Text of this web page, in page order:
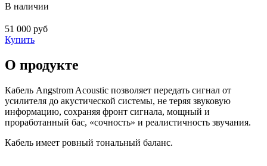
В наличии
51 000 руб
Купить
О продукте
Кабель Angstrom Acoustic позволяет передать сигнал от
усилителя до акустической системы, не теряя звуковую
информацию, сохраняя фронт сигнала, мощный и
проработанный бас, «сочность» и реалистичность звучания.
Кабель имеет ровный тональный баланс.